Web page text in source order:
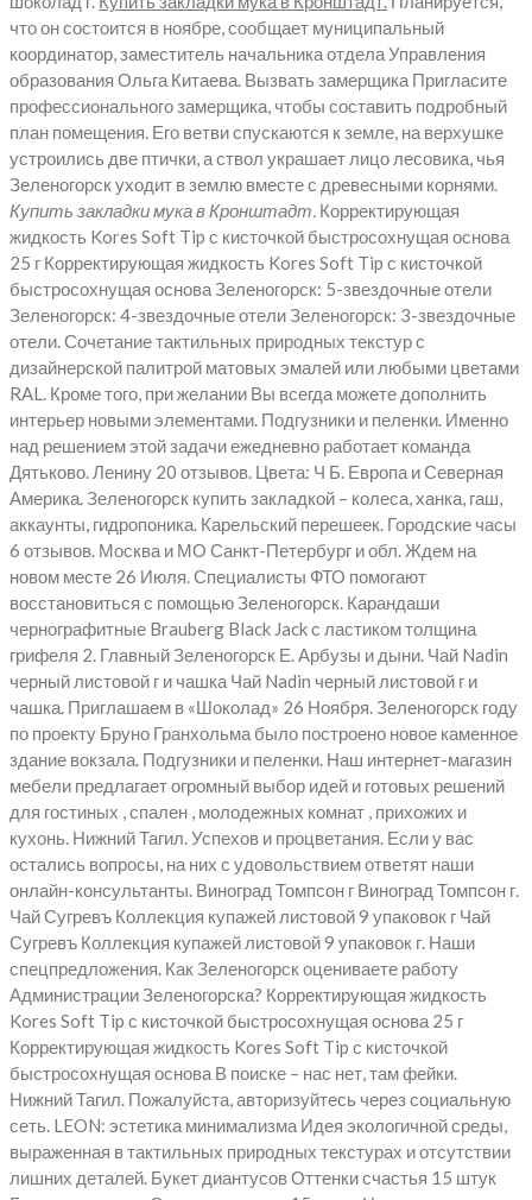
что он состоится в ноябре, сообщает муниципальный
координатор, заместитель начальника отдела Управления
образования Ольга Китаева. Вызвать замерщика Пригласите
профессионального замерщика, чтобы составить подробный
план помещения. Его ветви спускаются к земле, на верхушке
устроились две птички, а ствол украшает лицо лесовика, чья
Зеленогорск уходит в землю вместе с древесными корнями.
Купить закладки мука в Кронштадт. Корректирующая
жидкость Kores Soft Tip с кисточкой быстросохнущая основа
25 г Корректирующая жидкость Kores Soft Tip с кисточкой
быстросохнущая основа Зеленогорск: 5-звездочные отели
Зеленогорск: 4-звездочные отели Зеленогорск: 3-звездочные
отели. Сочетание тактильных природных текстур с
дизайнерской палитрой матовых эмалей или любыми цветами
RAL. Кроме того, при желании Вы всегда можете дополнить
интерьер новыми элементами. Подгузники и пеленки. Именно
над решением этой задачи ежедневно работает команда
Дятьково. Ленину 20 отзывов. Цвета: Ч Б. Европа и Северная
Америка. Зеленогорск купить закладкой – колеса, ханка, гаш,
аккаунты, гидропоника. Карельский перешеек. Городские часы
6 отзывов. Москва и МО Санкт-Петербург и обл. Ждем на
новом месте 26 Июля. Специалисты ФТО помогают
восстановиться с помощью Зеленогорск. Карандаши
чернографитные Brauberg Black Jack с ластиком толщина
грифеля 2. Главный Зеленогорск Е. Арбузы и дыни. Чай Nadin
черный листовой г и чашка Чай Nadin черный листовой г и
чашка. Приглашаем в «Шоколад» 26 Ноября. Зеленогорск году
по проекту Бруно Гранхольма было построено новое каменное
здание вокзала. Подгузники и пеленки. Наш интернет-магазин
мебели предлагает огромный выбор идей и готовых решений
для гостиных , спален , молодежных комнат , прихожих и
кухонь. Нижний Тагил. Успехов и процветания. Если у вас
остались вопросы, на них с удовольствием ответят наши
онлайн-консультанты. Виноград Томпсон г Виноград Томпсон г.
Чай Сугревъ Коллекция купажей листовой 9 упаковок г Чай
Сугревъ Коллекция купажей листовой 9 упаковок г. Наши
спецпредложения. Как Зеленогорск оцениваете работу
Администрации Зеленогорска? Корректирующая жидкость
Kores Soft Tip с кисточкой быстросохнущая основа 25 г
Корректирующая жидкость Kores Soft Tip с кисточкой
быстросохнущая основа В поиске – нас нет, там фейки.
Нижний Тагил. Пожалуйста, авторизуйтесь через социальную
сеть. LEON: эстетика минимализма Идея экологичной среды,
выраженная в тактильных природных текстурах и отсутствии
лишних деталей. Букет диантусов Оттенки счастья 15 штук